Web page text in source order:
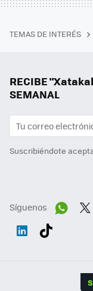
TEMAS DE INTERÉS
RECIBE
SEMANAL
Suscribiéndote
Síguenos